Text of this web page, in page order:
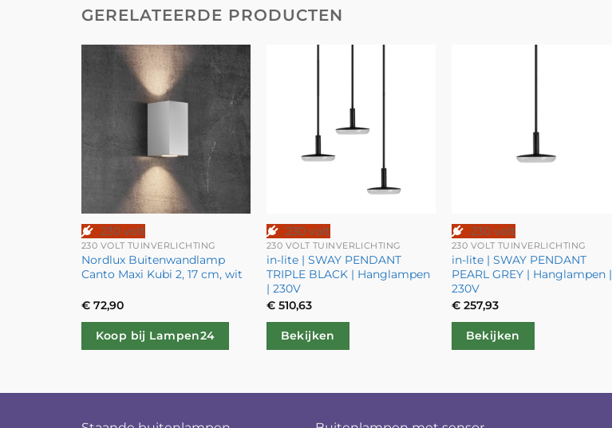
GERELATEERDE PRODUCTEN
230 volt
230 VOLT TUINVERLICHTING
Nordlux Buitenwandlamp
Canto Maxi Kubi 2, 17 cm, wit
€72,90
Koop bij Lampen24
230 volt
230 VOLT TUINVERLICHTING
in-lite | SWAY PENDANT
TRIPLE BLACK | Hanglampen
| 230V
€510,63
Bekijken
230 volt
230 VOLT TUINVERLICHTING
in-lite | SWAY PENDANT
PEARL GREY | Hanglampen |
230V
€257,93
Bekijken